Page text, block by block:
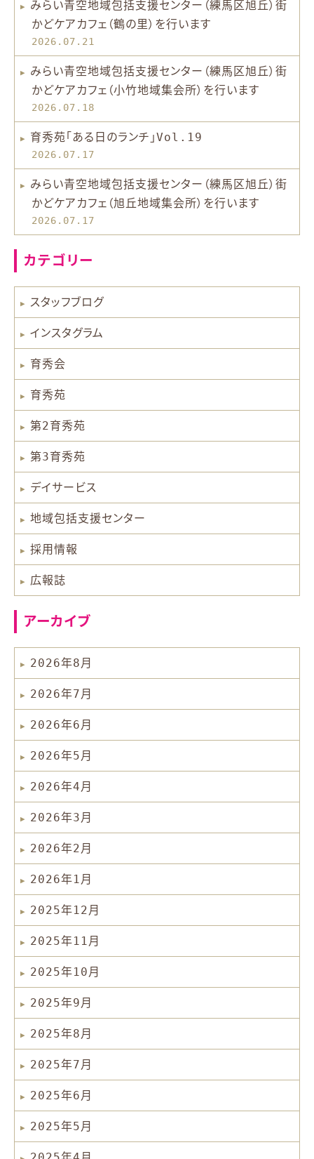
みらい青空地域包括支援センター（練馬区旭丘）街
かどケアカフェ（鶴の里）を行います
2026.07.21
みらい青空地域包括支援センター（練馬区旭丘）街
かどケアカフェ（小竹地域集会所）を行います
2026.07.18
育秀苑「ある日のランチ」Vol.19
2026.07.17
みらい青空地域包括支援センター（練馬区旭丘）街
かどケアカフェ（旭丘地域集会所）を行います
2026.07.17
カテゴリー
スタッフブログ
インスタグラム
育秀会
育秀苑
第2育秀苑
第3育秀苑
デイサービス
地域包括支援センター
採用情報
広報誌
アーカイブ
2026年8月
2026年7月
2026年6月
2026年5月
2026年4月
2026年3月
2026年2月
2026年1月
2025年12月
2025年11月
2025年10月
2025年9月
2025年8月
2025年7月
2025年6月
2025年5月